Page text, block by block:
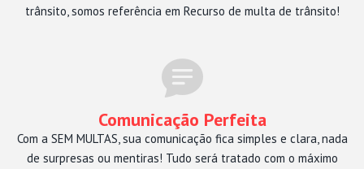
trânsito, somos referência em Recurso de multa de trânsito!
Comunicação Perfeita
Com a SEM MULTAS, sua comunicação fica simples e clara, nada
de surpresas ou mentiras! Tudo será tratado com o máximo